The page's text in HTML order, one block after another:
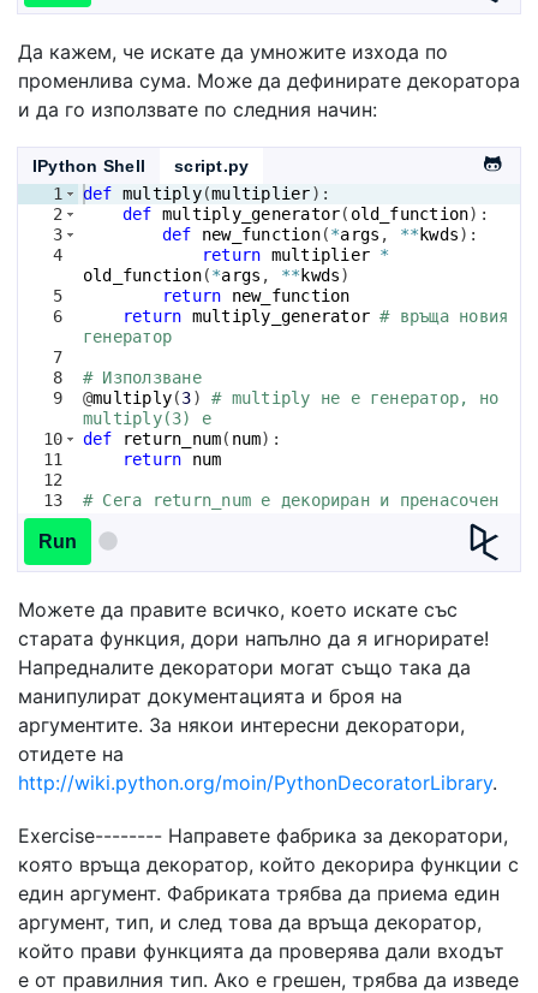
Да кажем, че искате да умножите изхода по
променлива сума. Може да дефинирате декоратора
и да го използвате по следния начин:
IPython Shell
script.py
1
2
3
4
5
6
7
8
9
10
11
12
13
14
def multiply(multiplier) :
def multiply_generator( old_function) :
def
new_function(*args , ** kwds) :
return multiplier *
old_function(*args , ** kwds)
return
new_function
return multiply_generator # връща новия
генератор
# Използване
@multiply(3)
# multiply не е генератор, но
multiply(3) е
def
return_num( num) :
return
num
# Сега return_num е декориран и пренасочен
в себе си
return_num
Run
Можете да правите всичко, което искате със
старата функция, дори напълно да я игнорирате!
Напредналите декоратори могат също така да
манипулират документацията и броя на
аргументите. За някои интересни декоратори,
отидете на
http://wiki.python.org/moin/PythonDecoratorLibrary.
Exercise-------- Направете фабрика за декоратори,
която връща декоратор, който декорира функции с
един аргумент. Фабриката трябва да приема един
аргумент, тип, и след това да връща декоратор,
който прави функцията да проверява дали входът
е от правилния тип. Ако е грешен, трябва да изведе